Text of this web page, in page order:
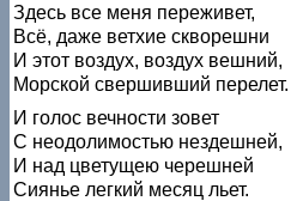
Здесь все меня переживет,
Всё, даже ветхие скворешни
И этот воздух, воздух вешний,
Морской свершивший перелет.
И голос вечности зовет
С неодолимостью нездешней,
И над цветущею черешней
Сиянье легкий месяц льет.